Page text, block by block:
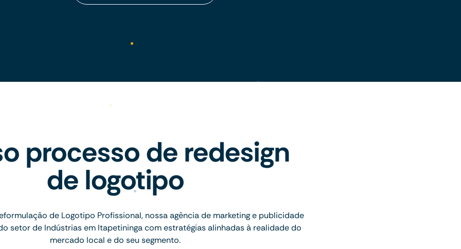
processo de redesign
de logotipo
de Logotipo Profissional, nossa agência de marketing e publicidade
setor de Indústrias em Itapetininga com estratégias alinhadas à realidade do
mercado local e do seu segmento.